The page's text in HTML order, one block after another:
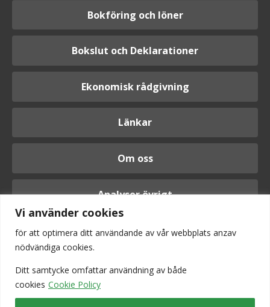
Vi använder cookies
för att optimera ditt användande av vår webbplats anzav
nödvändiga cookies.
Ditt samtycke omfattar användning av både
cookies Cookie Policy
Bokföring och löner
Bokslut och Deklarationer
Ekonomisk rådgivning
Länkar
Om oss
Analyser övrigt